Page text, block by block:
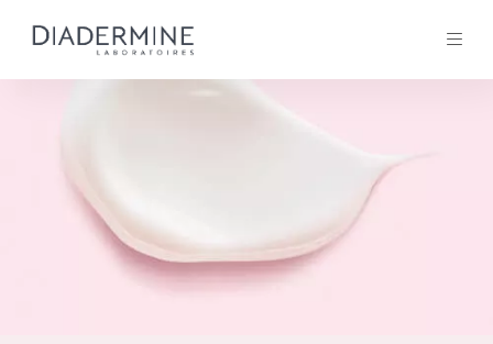
ACCUEIL
Composition